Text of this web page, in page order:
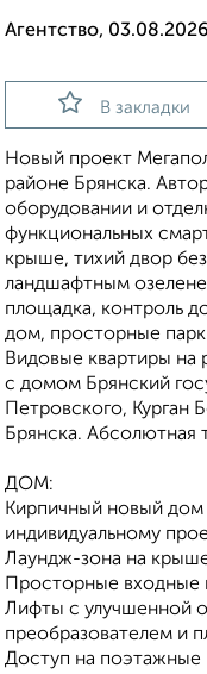
Агентство, 03.08.2026
В закладки
Новый проект
районе Брянска.
оборудовании и
функциональных
крыше, тихий двор
ландшафтным
площадка, контроль
дом, просторные
Видовые квартиры
с домом Брянский
Петровского, Курган
Брянска. Абсолютная
ДОМ:
Кирпичный новый дом
индивидуальному
Лаундж-зона на
Просторные входные
Лифты с улучшенной
преобразователем и
Доступ на